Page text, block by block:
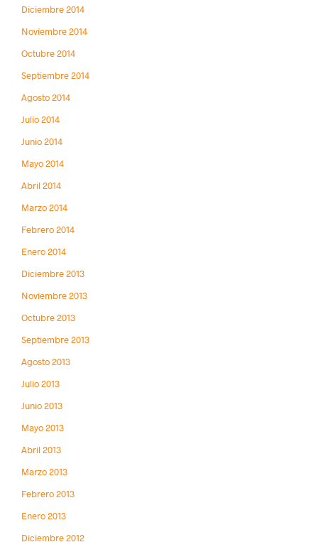
Diciembre 2014
Noviembre 2014
Octubre 2014
Septiembre 2014
Agosto 2014
Julio 2014
Junio 2014
Mayo 2014
Abril 2014
Marzo 2014
Febrero 2014
Enero 2014
Diciembre 2013
Noviembre 2013
Octubre 2013
Septiembre 2013
Agosto 2013
Julio 2013
Junio 2013
Mayo 2013
Abril 2013
Marzo 2013
Febrero 2013
Enero 2013
Diciembre 2012